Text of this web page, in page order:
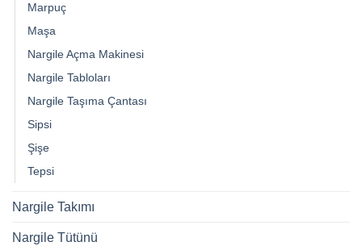
Marpuç
Maşa
Nargile Açma Makinesi
Nargile Tabloları
Nargile Taşıma Çantası
Sipsi
Şişe
Tepsi
Nargile Takımı
Nargile Tütünü